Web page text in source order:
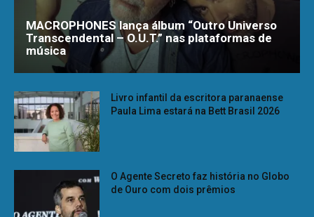
MACROPHONES lança álbum “Outro Universo
Transcendental – O.U.T.” nas plataformas de
música
Livro infantil da escritora paranaense
Paula Lima estará na Bett Brasil 2026
O Agente Secreto faz história no Globo
de Ouro com dois prêmios